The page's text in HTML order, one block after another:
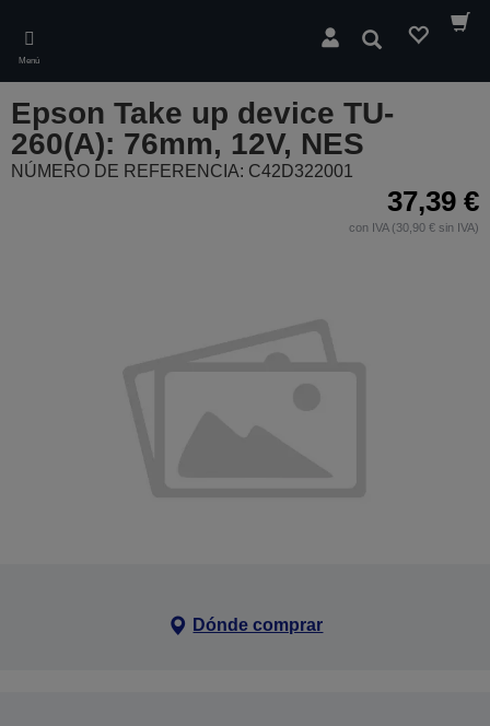
main
content
Menú
Buscar
Epson Take up device TU-
260(A): 76mm, 12V, NES
NÚMERO DE REFERENCIA: C42D322001
37,39 €
con IVA (30,90 € sin IVA)
Dónde comprar